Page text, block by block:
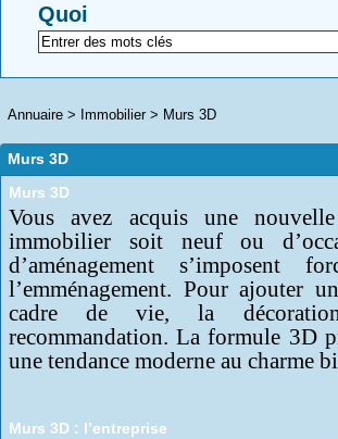
Quoi
Annuaire > Immobilier> Murs 3D
Murs 3D
Murs 3D
Vous avez acquis une
immobilier soit neuf ou
d’aménagement s’imposent
l’emménagement. Pour ajouter
cadre de vie, la
recommandation. La formule 3D
une tendance moderne au charme
Murs 3D : l’entreprise